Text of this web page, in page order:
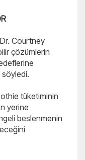
Courtney
çözümlerin
söyledi.
tüketiminin
yerine
beslenmenin